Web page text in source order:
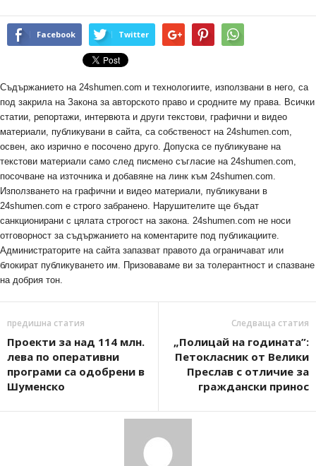
Facebook Twitter
Съдържанието на 24shumen.com и технологиите, използвани в него, са
под закрила на Закона за авторското право и сродните му права. Всички
статии, репортажи, интервюта и други текстови, графични и видео
материали, публикувани в сайта, са собственост на 24shumen.com,
освен, ако изрично е посочено друго. Допуска се публикуване на
текстови материали само след писмено съгласие на 24shumen.com,
посочване на източника и добавяне на линк към 24shumen.com.
Използването на графични и видео материали, публикувани в
24shumen.com е строго забранено. Нарушителите ще бъдат
санкционирани с цялата строгост на закона. 24shumen.com не носи
отговорност за съдържанието на коментарите под публикациите.
Администраторите на сайта запазват правото да ограничават или
блокират публикуването им. Призоваваме ви за толерантност и спазване
на добрия тон.
предишна статия
Проекти за над 114 млн.
лева по оперативни
програми са одобрени в
Шуменско
Следваща статия
„Полицай на годината”:
Петокласник от Велики
Преслав с отличие за
граждански принос